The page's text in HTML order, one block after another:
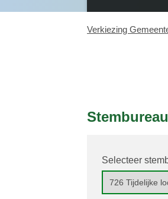
Verkiezing
Selecteer